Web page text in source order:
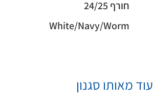
חורף 24/25
White/Navy/Worm
עוד מאותו סגנון